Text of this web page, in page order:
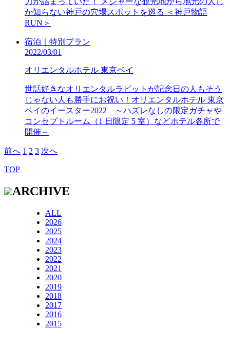
か知らない神戸の穴場スポットを巡る ＜神戸物語
RUN＞
宿泊｜特別プラン
2022/03/01
オリエンタルホテル 東京ベイ
世話好きなオリエンタルラビットが記念日の人もそう
じゃない人も勝手にお祝い！オリエンタルホテル 東京
ベイのイースター2022 ～ハズレなしの限定ガチャや
コンセプトルーム（1 日限定 5 室）などホテル各所で
開催～
前へ 1 2 3 次へ
TOP
ARCHIVE
ALL
2026
2025
2024
2023
2022
2021
2020
2019
2018
2017
2016
2015